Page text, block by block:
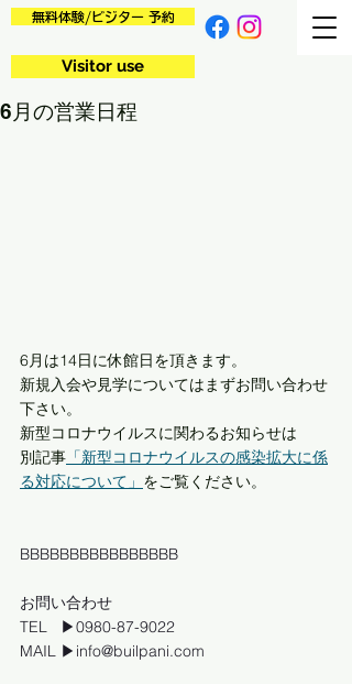
無料体験/ビジター 予約
Visitor use
6月の営業日程
6月は14日に休館日を頂きます。
新規入会や見学についてはまずお問い合わせ
下さい。
新型コロナウイルスに関わるお知らせは
別記事 「新型コロナウイルスの感染拡大に係
る対応について」 をご覧ください。
BBBBBBBBBBBBBBBB
お問い合わせ
TEL   ▶0980-87-9022
MAIL ▶info@builpani.com